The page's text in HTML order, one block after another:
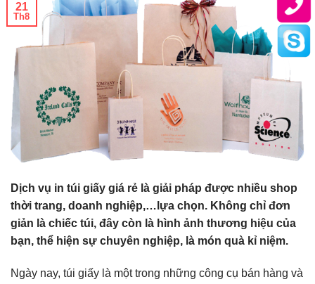
21
Th8
Dịch vụ in túi giấy giá rẻ là giải pháp được nhiều shop
thời trang, doanh nghiệp,…lựa chọn. Không chỉ đơn
giản là chiếc túi, đây còn là hình ảnh thương hiệu của
bạn, thể hiện sự chuyên nghiệp, là món quà kỉ niệm.
Ngày nay, túi giấy là một trong những công cụ bán hàng và